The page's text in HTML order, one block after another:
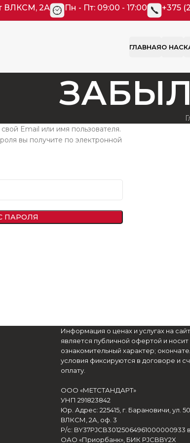
ВЛКСМ, 2А Пн - Пт: 09:00 - 17:00 +375
ГЛАВНАЯО НАС
Email или имя пользователя.
вы получите по электронной
ПАРОЛЯ
Информация о ценах и услугах на
является публичной офертой и носит
ознакомительный характер;
условия фиксируются в договоре и
оплату.
ООО «МЕТСТАНДАРТ»
УНП 291823842
Юр. Адрес: 225415, г. Барановичи, ул.
ВЛКСМ, 2А, оф. 3
Р/с: BY37PJCB30125064961000000933
ОАО «Приорбанк», БИК PJCBBY2X